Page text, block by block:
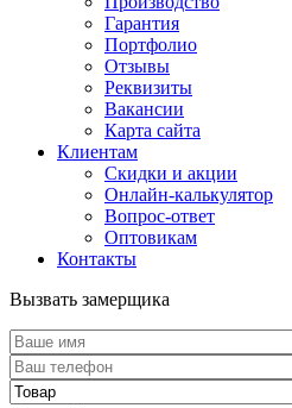
Гарантия
Портфолио
Отзывы
Реквизиты
Вакансии
Карта сайта
Клиентам
Скидки и акции
Онлайн-калькулятор
Вопрос-ответ
Оптовикам
Контакты
Вызвать замерщика